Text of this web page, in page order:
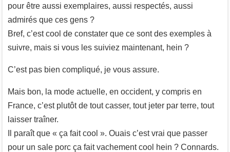
pour être aussi exemplaires, aussi respectés, aussi
admirés que ces gens ?
Bref, c’est cool de constater que ce sont des exemples à
suivre, mais si vous les suiviez maintenant, hein ?
C’est pas bien compliqué, je vous assure.
Mais bon, la mode actuelle, en occident, y compris en
France, c’est plutôt de tout casser, tout jeter par terre, tout
laisser traîner.
Il paraît que « ça fait cool ». Ouais c’est vrai que passer
pour un sale porc ça fait vachement cool hein ? Connards.